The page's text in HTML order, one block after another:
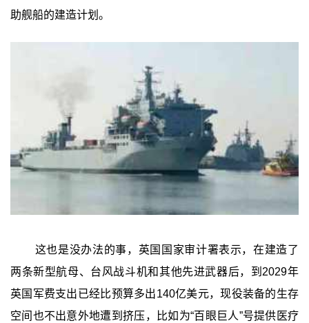
助舰船的建造计划。
这也是没办法的事，英国国家审计署表示，在建造了
两条新型航母、台风战斗机和其他先进武器后，到2029年
英国军费支出已经比预算多出140亿美元，现役装备的生存
空间也不出意外地遭到挤压，比如为“百眼巨人”号提供医疗